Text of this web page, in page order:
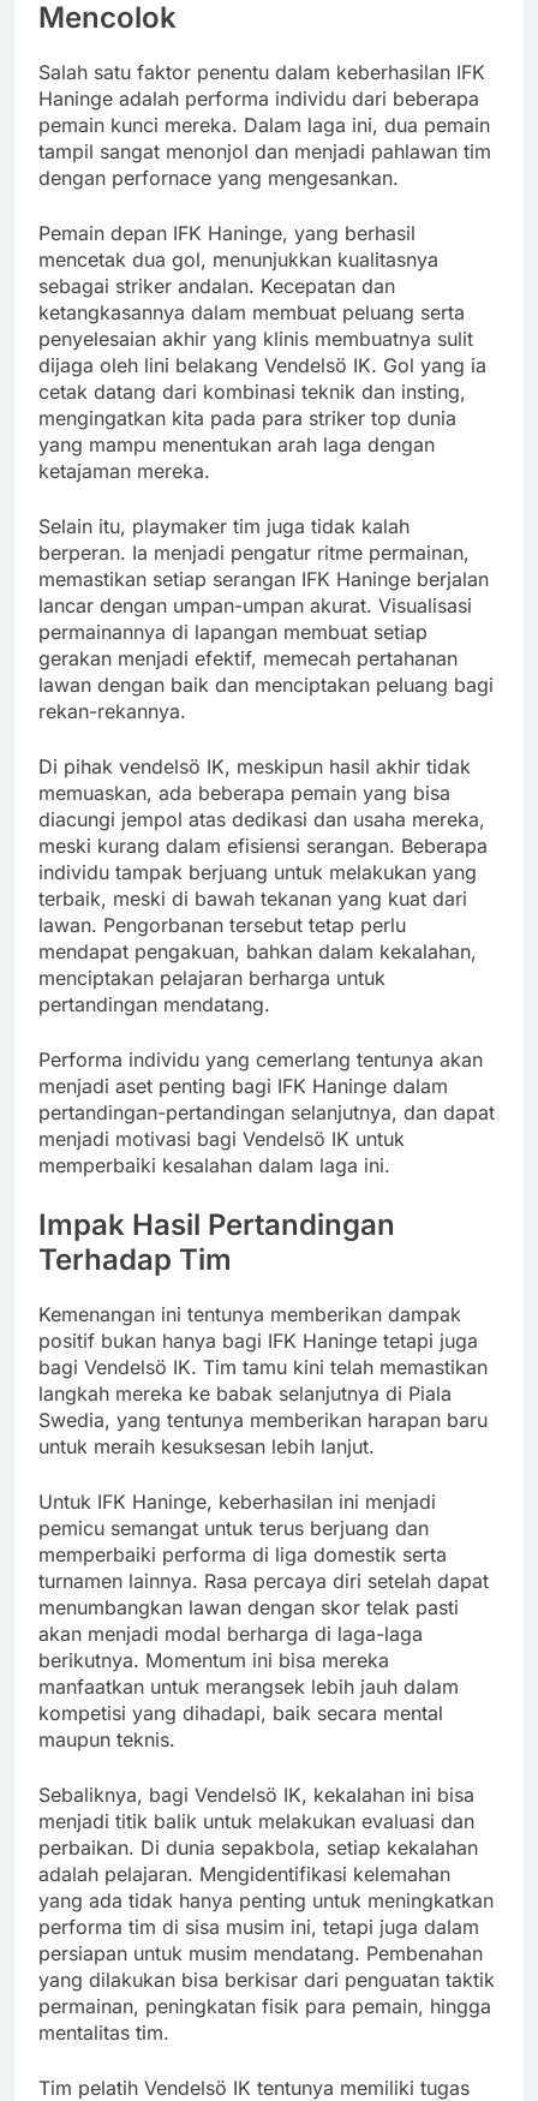
Mencolok
Salah satu faktor penentu dalam keberhasilan IFK
Haninge adalah performa individu dari beberapa
pemain kunci mereka. Dalam laga ini, dua pemain
tampil sangat menonjol dan menjadi pahlawan tim
dengan perfornace yang mengesankan.
Pemain depan IFK Haninge, yang berhasil
mencetak dua gol, menunjukkan kualitasnya
sebagai striker andalan. Kecepatan dan
ketangkasannya dalam membuat peluang serta
penyelesaian akhir yang klinis membuatnya sulit
dijaga oleh lini belakang Vendelsö IK. Gol yang ia
cetak datang dari kombinasi teknik dan insting,
mengingatkan kita pada para striker top dunia
yang mampu menentukan arah laga dengan
ketajaman mereka.
Selain itu, playmaker tim juga tidak kalah
berperan. Ia menjadi pengatur ritme permainan,
memastikan setiap serangan IFK Haninge berjalan
lancar dengan umpan-umpan akurat. Visualisasi
permainannya di lapangan membuat setiap
gerakan menjadi efektif, memecah pertahanan
lawan dengan baik dan menciptakan peluang bagi
rekan-rekannya.
Di pihak vendelsö IK, meskipun hasil akhir tidak
memuaskan, ada beberapa pemain yang bisa
diacungi jempol atas dedikasi dan usaha mereka,
meski kurang dalam efisiensi serangan. Beberapa
individu tampak berjuang untuk melakukan yang
terbaik, meski di bawah tekanan yang kuat dari
lawan. Pengorbanan tersebut tetap perlu
mendapat pengakuan, bahkan dalam kekalahan,
menciptakan pelajaran berharga untuk
pertandingan mendatang.
Performa individu yang cemerlang tentunya akan
menjadi aset penting bagi IFK Haninge dalam
pertandingan-pertandingan selanjutnya, dan dapat
menjadi motivasi bagi Vendelsö IK untuk
memperbaiki kesalahan dalam laga ini.
Impak Hasil Pertandingan
Terhadap Tim
Kemenangan ini tentunya memberikan dampak
positif bukan hanya bagi IFK Haninge tetapi juga
bagi Vendelsö IK. Tim tamu kini telah memastikan
langkah mereka ke babak selanjutnya di Piala
Swedia, yang tentunya memberikan harapan baru
untuk meraih kesuksesan lebih lanjut.
Untuk IFK Haninge, keberhasilan ini menjadi
pemicu semangat untuk terus berjuang dan
memperbaiki performa di liga domestik serta
turnamen lainnya. Rasa percaya diri setelah dapat
menumbangkan lawan dengan skor telak pasti
akan menjadi modal berharga di laga-laga
berikutnya. Momentum ini bisa mereka
manfaatkan untuk merangsek lebih jauh dalam
kompetisi yang dihadapi, baik secara mental
maupun teknis.
Sebaliknya, bagi Vendelsö IK, kekalahan ini bisa
menjadi titik balik untuk melakukan evaluasi dan
perbaikan. Di dunia sepakbola, setiap kekalahan
adalah pelajaran. Mengidentifikasi kelemahan
yang ada tidak hanya penting untuk meningkatkan
performa tim di sisa musim ini, tetapi juga dalam
persiapan untuk musim mendatang. Pembenahan
yang dilakukan bisa berkisar dari penguatan taktik
permainan, peningkatan fisik para pemain, hingga
mentalitas tim.
Tim pelatih Vendelsö IK tentunya memiliki tugas